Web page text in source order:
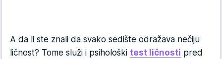
A da li ste znali da svako sedište odražava nečiju
ličnost? Tome služi i psihološki test ličnosti pred